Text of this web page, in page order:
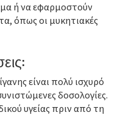
ή να εφαρμοστούν
όπως οι μυκητιακές
είναι πολύ ισχυρό
δοσολογίες.
υγείας πριν από τη